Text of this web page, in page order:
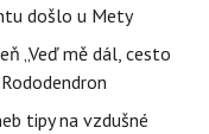
došlo u Mety
„Veď mě dál, cesto
tipy na vzdušné